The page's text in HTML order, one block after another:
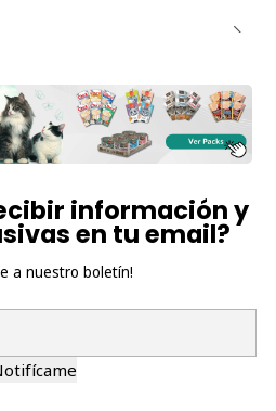
información y
en tu email?
a nuestro boletín!